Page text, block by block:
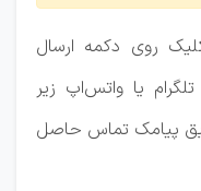
روی دکمه ارسال
یا واتس‌اپ زیر
پیامک تماس حاصل